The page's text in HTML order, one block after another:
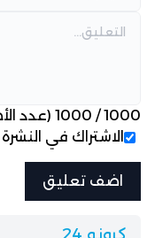
1000
/
1000 (عدد
الاشتراك في النشرة